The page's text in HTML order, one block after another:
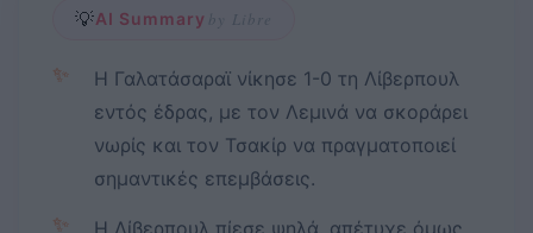
💡AI Summary by Libre
✨
Η Γαλατάσαραϊ νίκησε 1-0 τη Λίβερπουλ
εντός έδρας, με τον Λεμινά να σκοράρει
νωρίς και τον Τσακίρ να πραγματοποιεί
σημαντικές επεμβάσεις.
✨